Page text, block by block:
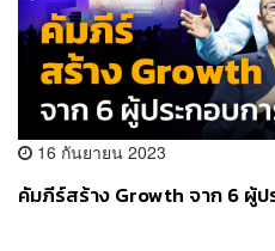
16 กันยายน 2023
คัมภีร์สร้าง Growth จาก 6 ผู้ป